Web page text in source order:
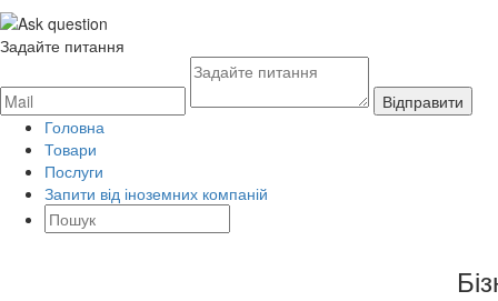
Задайте питання
Головна
Товари
Послуги
Запити від іноземних компаній